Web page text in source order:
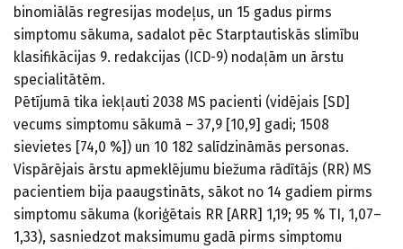
binomiālās regresijas modeļus, un 15 gadus pirms
simptomu sākuma, sadalot pēc Starptautiskās slimību
klasifikācijas 9. redakcijas (ICD-9) nodaļām un ārstu
specialitātēm.
Pētījumā tika iekļauti 2038 MS pacienti (vidējais [SD]
vecums simptomu sākumā – 37,9 [10,9] gadi; 1508
sievietes [74,0 %]) un 10 182 salīdzināmās personas.
Vispārējais ārstu apmeklējumu biežuma rādītājs (RR) MS
pacientiem bija paaugstināts, sākot no 14 gadiem pirms
simptomu sākuma (koriģētais RR [ARR] 1,19; 95 % TI, 1,07–
1,33), sasniedzot maksimumu gadā pirms simptomu